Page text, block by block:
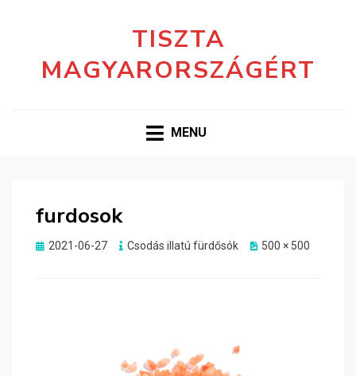
TISZTA
MAGYARORSZÁGÉRT
MENU
furdosok
Posted
2021-06-27 Csodás illatú fürdősók 500 × 500